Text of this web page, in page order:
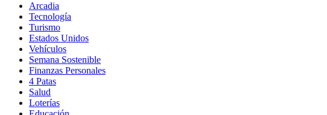
Arcadia
Tecnología
Turismo
Estados Unidos
Vehículos
Semana Sostenible
Finanzas Personales
4 Patas
Salud
Loterías